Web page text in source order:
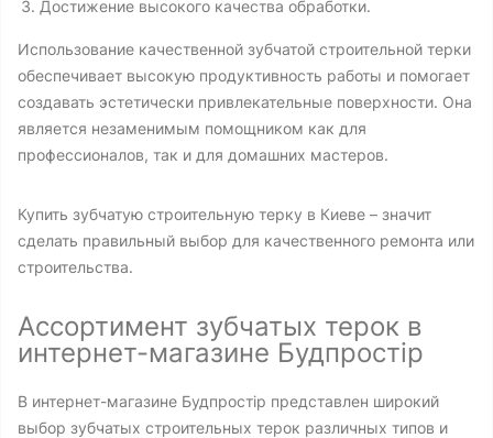
Достижение высокого качества обработки.
Использование качественной зубчатой строительной терки
обеспечивает высокую продуктивность работы и помогает
создавать эстетически привлекательные поверхности. Она
является незаменимым помощником как для
профессионалов, так и для домашних мастеров.
Купить зубчатую строительную терку в Киеве – значит
сделать правильный выбор для качественного ремонта или
строительства.
Ассортимент зубчатых терок в
интернет-магазине Будпростір
В интернет-магазине Будпростір представлен широкий
выбор зубчатых строительных терок различных типов и